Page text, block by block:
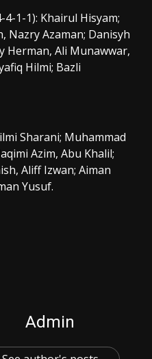
1-1): Khairul Hisyam;
Nazry Azaman; Danisyh
Herman, Ali Munawwar,
Hilmi; Bazli
Sharani; Muhammad
Azim, Abu Khalil;
Aliff Izwan; Aiman
Yusuf.
Admin